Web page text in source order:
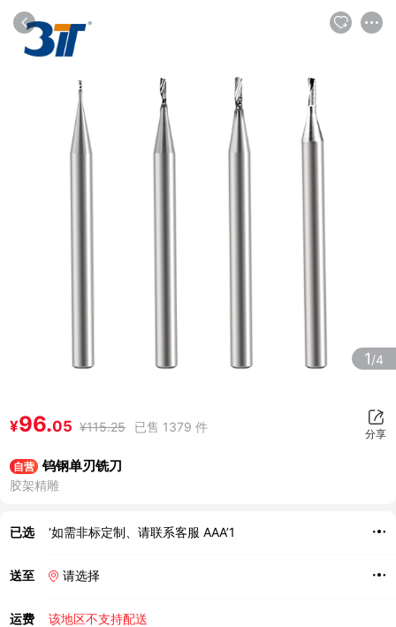
1/4
¥96.05 ¥115.25 已售 1379 件 分享
自营 钨钢单刃铣刀
胶架精雕
已选 ‘如需非标定制、请联系客服 AAA’1
送至 请选择
运费 该地区不支持配送